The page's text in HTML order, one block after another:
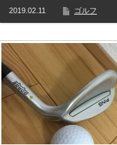
2019.02.11 ゴルフ